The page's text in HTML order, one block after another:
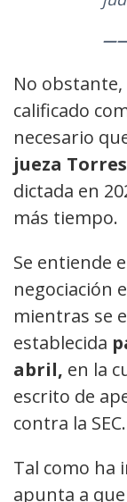
No
calificado
necesario
jueza
dictada en
más tiempo.
Se entiende
negociación
mientras se
establecida
abril, en la
escrito de
contra la SEC.
Tal como ha
apunta a